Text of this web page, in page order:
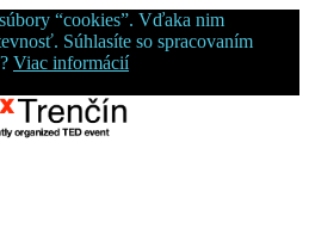
“cookies”. Vďaka nim
Súhlasíte so spracovaním
Viac informácií